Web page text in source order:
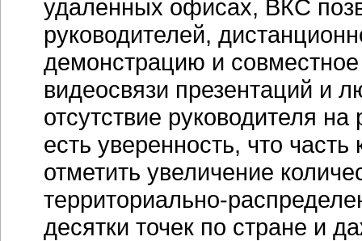
удаленных офисах, ВКС
руководителей,
демонстрацию и
видеосвязи презентаций и
отсутствие руководителя
есть уверенность, что
отметить увеличение
территориально-
десятки точек по стране и